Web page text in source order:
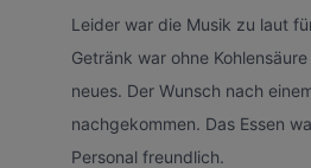
Leider war die Musik zu laut
Getränk war ohne
neues. Der Wunsch nach
nachgekommen. Das Essen
Personal freundlich.